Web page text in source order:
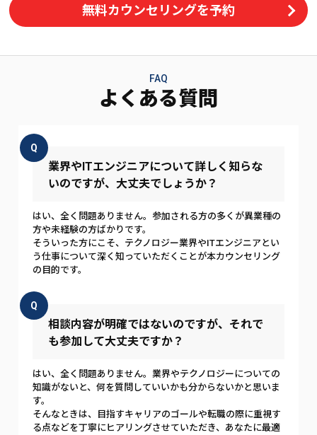
無料カウンセリングを予約
FAQ
よくある質問
Q
業界やITエンジニアについて詳しく知らな
いのですが、大丈夫でしょうか？
はい、全く問題ありません。参加される方の多くが異業種の
方や未経験の方ばかりです。
そういった方にこそ、テクノロジー業界やITエンジニアとい
う仕事について深く知っていただくことが本カウンセリング
の目的です。
Q
相談内容が明確ではないのですが、それで
も参加して大丈夫ですか？
はい、全く問題ありません。業界やテクノロジーについての
知識がないと、何を質問していいかも分からないかと思いま
す。
そんなときは、目指すキャリアのゴールや転職の際に重視す
る点などを丁寧にヒアリングさせていただき、あなたに最適